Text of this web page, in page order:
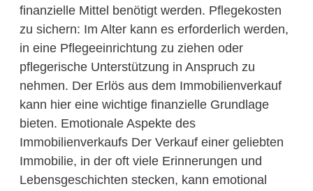
finanzielle Mittel benötigt werden. Pflegekosten
zu sichern: Im Alter kann es erforderlich werden,
in eine Pflegeeinrichtung zu ziehen oder
pflegerische Unterstützung in Anspruch zu
nehmen. Der Erlös aus dem Immobilienverkauf
kann hier eine wichtige finanzielle Grundlage
bieten. Emotionale Aspekte des
Immobilienverkaufs Der Verkauf einer geliebten
Immobilie, in der oft viele Erinnerungen und
Lebensgeschichten stecken, kann emotional